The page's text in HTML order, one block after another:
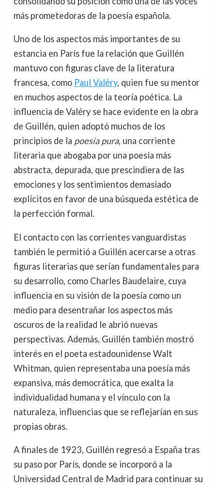
más prometedoras de la poesía española.
Uno de los aspectos más importantes de su
estancia en París fue la relación que Guillén
mantuvo con figuras clave de la literatura
francesa, como Paul Valéry, quien fue su mentor
en muchos aspectos de la teoría poética. La
influencia de Valéry se hace evidente en la obra
de Guillén, quien adoptó muchos de los
principios de la poesía pura, una corriente
literaria que abogaba por una poesía más
abstracta, depurada, que prescindiera de las
emociones y los sentimientos demasiado
explícitos en favor de una búsqueda estética de
la perfección formal.
El contacto con las corrientes vanguardistas
también le permitió a Guillén acercarse a otras
figuras literarias que serían fundamentales para
su desarrollo, como Charles Baudelaire, cuya
influencia en su visión de la poesía como un
medio para desentrañar los aspectos más
oscuros de la realidad le abrió nuevas
perspectivas. Además, Guillén también mostró
interés en el poeta estadounidense Walt
Whitman, quien representaba una poesía más
expansiva, más democrática, que exalta la
individualidad humana y el vínculo con la
naturaleza, influencias que se reflejarían en sus
propias obras.
A finales de 1923, Guillén regresó a España tras
su paso por París, donde se incorporó a la
Universidad Central de Madrid para continuar su